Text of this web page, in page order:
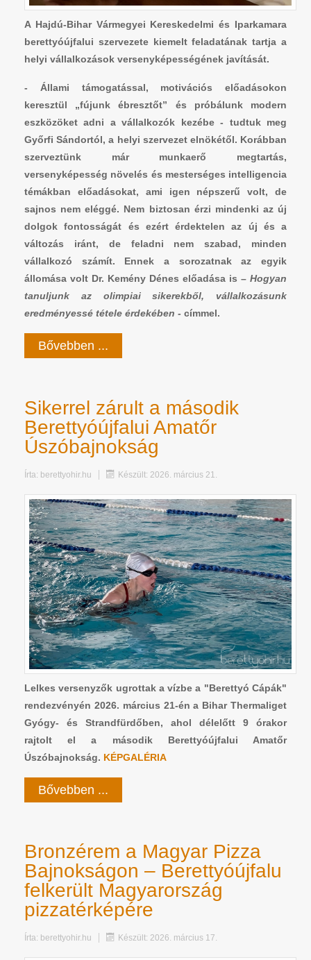
A Hajdú-Bihar Vármegyei Kereskedelmi és Iparkamara
berettyóújfalui szervezete kiemelt feladatának tartja a
helyi vállalkozások versenyképességének javítását.
- Állami támogatással, motivációs előadásokon
keresztül „fújunk ébresztőt” és próbálunk modern
eszközöket adni a vállalkozók kezébe - tudtuk meg
Győrfi Sándortól, a helyi szervezet elnökétől. Korábban
szerveztünk már munkaerő megtartás,
versenyképesség növelés és mesterséges intelligencia
témákban előadásokat, ami igen népszerű volt, de
sajnos nem eléggé. Nem biztosan érzi mindenki az új
dolgok fontosságát és ezért érdektelen az új és a
változás iránt, de feladni nem szabad, minden
vállalkozó számít. Ennek a sorozatnak az egyik
állomása volt Dr. Kemény Dénes előadása is – Hogyan
tanuljunk az olimpiai sikerekből, vállalkozásunk
eredményessé tétele érdekében - címmel.
Bővebben ...
Sikerrel zárult a második
Berettyóújfalui Amatőr
Úszóbajnokság
Írta: berettyohir.hu Készült: 2026. március 21.
Lelkes versenyzők ugrottak a vízbe a "Berettyó Cápák"
rendezvényén 2026. március 21-én a Bihar Thermaliget
Gyógy- és Strandfürdőben, ahol délelőtt 9 órakor
rajtolt el a második Berettyóújfalui Amatőr
Úszóbajnokság. KÉPGALÉRIA
Bővebben ...
Bronzérem a Magyar Pizza
Bajnokságon – Berettyóújfalu
felkerült Magyarország
pizzatérképére
Írta: berettyohir.hu Készült: 2026. március 17.